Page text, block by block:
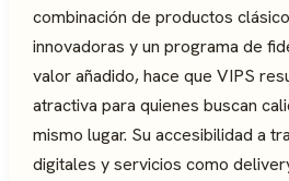
combinación de productos
innovadoras y un programa de
valor añadido, hace que VIPS
atractiva para quienes buscan
mismo lugar. Su accesibilidad a
digitales y servicios como